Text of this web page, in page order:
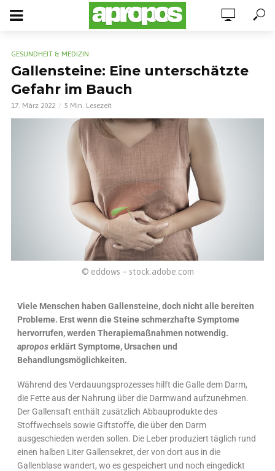
GESUNDHEIT & MEDIZIN
Gallensteine: Eine unterschätzte
Gefahr im Bauch
17. März 2022 5 Min. Lesezeit
© eddows – stock.adobe.com
Viele Menschen haben Gallensteine, doch nicht alle bereiten
Probleme. Erst wenn die Steine schmerzhafte Symptome
hervorrufen, werden Therapiemaßnahmen notwendig.
aproposerklärt Symptome, Ursachen und
Behandlungsmöglichkeiten.
Während des Verdauungsprozesses hilft die Galle dem Darm,
die Fette aus der Nahrung über die Darmwand aufzunehmen.
Der Gallensaft enthält zusätzlich Abbauprodukte des
Stoffwechsels sowie Giftstoffe, die über den Darm
ausgeschieden werden sollen. Die Leber produziert täglich rund
einen halben Liter Gallensekret, der von dort aus in die
Gallenblase wandert, wo es gespeichert und noch eingedickt